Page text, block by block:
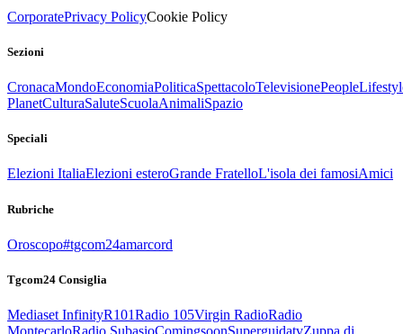
CorporatePrivacy PolicyCookie Policy
Sezioni
CronacaMondoEconomiaPoliticaSpettacoloTelevisionePeople
PlanetCulturaSaluteScuolaAnimaliSpazio
Speciali
Elezioni ItaliaElezioni esteroGrande FratelloL'isola dei famosiAmici
Rubriche
Oroscopo#tgcom24amarcord
Tgcom24 Consiglia
Mediaset InfinityR101Radio 105Virgin RadioRadio
MontecarloRadio SubasioComingsoonSuperguidatvZuppa di